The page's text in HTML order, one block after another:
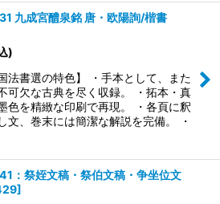
九成宮醴泉銘 唐・欧陽詢/楷書
)
法書選の特色】 ・手本として、また
可欠な古典を尽く収録。 ・拓本・真
色を精緻な印刷で再現。 ・各頁に釈
文、巻末には簡潔な解説を完備。 ・
：祭姪文稿・祭伯文稿・争坐位文
]